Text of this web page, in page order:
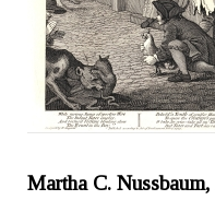
Martha C. Nussbaum,